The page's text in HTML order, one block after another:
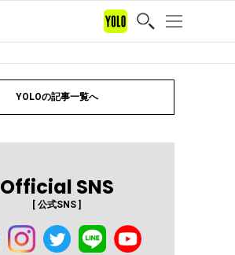
YOLOの記事一覧へ
Official SNS
[ 公式SNS ]